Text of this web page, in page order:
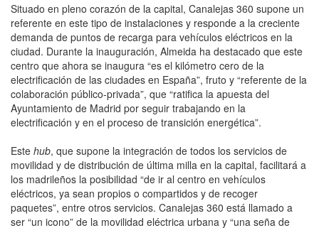
Situado en pleno corazón de la capital, Canalejas 360 supone un
referente en este tipo de instalaciones y responde a la creciente
demanda de puntos de recarga para vehículos eléctricos en la
ciudad. Durante la inauguración, Almeida ha destacado que este
centro que ahora se inaugura “es el kilómetro cero de la
electrificación de las ciudades en España”, fruto y “referente de la
colaboración público-privada”, que “ratifica la apuesta del
Ayuntamiento de Madrid por seguir trabajando en la
electrificación y en el proceso de transición energética”.
Este hub, que supone la integración de todos los servicios de
movilidad y de distribución de última milla en la capital, facilitará a
los madrileños la posibilidad “de ir al centro en vehículos
eléctricos, ya sean propios o compartidos y de recoger
paquetes”, entre otros servicios. Canalejas 360 está llamado a
ser “un icono” de la movilidad eléctrica urbana y “una seña de